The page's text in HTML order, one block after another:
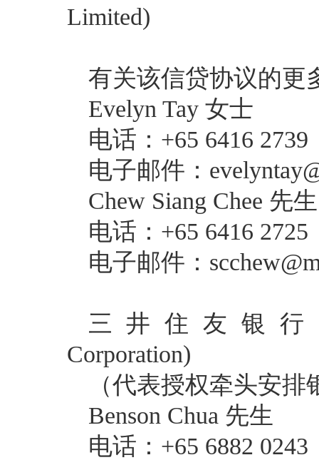
Limited)
有关该信贷协议的更
Evelyn Tay 女士
电话：+65 6416 2739
电子邮件：
Chew Siang Chee 先生
电话：+65 6416 2725
电子邮件：
三井住友银行
Corporation)
（代表授权牵头安
Benson Chua 先生
电话：+65 6882 0243